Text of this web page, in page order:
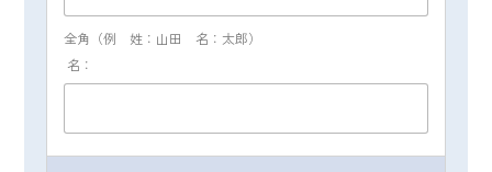
得・収集した個人情報を、次に掲げる目的に
必要な範囲において共同利用します。
氏名、住所、電話番号、メールアドレス等、
閲覧したWebページ等のデータ
全角（例 姓：山田 名：太郎）
名：